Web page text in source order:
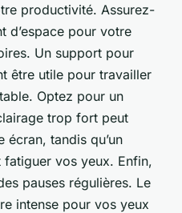
productivité. Assurez-
d’espace pour votre
Un support pour
être utile pour travailler
Optez pour un
trop fort peut
tandis qu’un
vos yeux. Enfin,
pauses régulières. Le
intense pour vos yeux